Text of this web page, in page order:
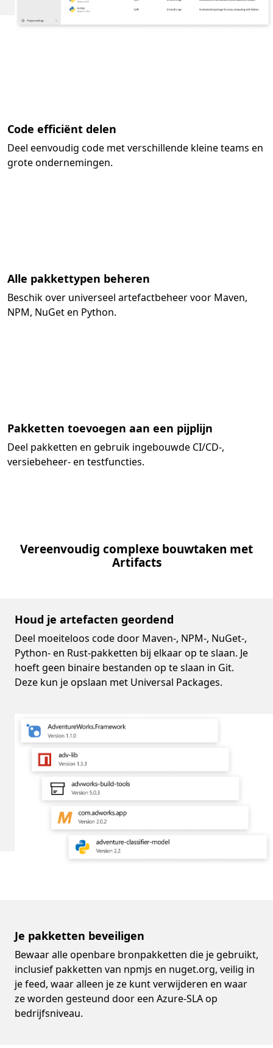
Code efficiënt delen
Deel eenvoudig code met verschillende kleine teams en
grote ondernemingen.
Alle pakkettypen beheren
Beschik over universeel artefactbeheer voor Maven,
NPM, NuGet en Python.
Pakketten toevoegen aan een pijplijn
Deel pakketten en gebruik ingebouwde CI/CD-,
versiebeheer- en testfuncties.
Vereenvoudig complexe bouwtaken met
Artifacts
Houd je artefacten geordend
Deel moeiteloos code door Maven-, NPM-, NuGet-,
Python- en Rust-pakketten bij elkaar op te slaan. Je
hoeft geen binaire bestanden op te slaan in Git.
Deze kun je opslaan met Universal Packages.
Je pakketten beveiligen
Bewaar alle openbare bronpakketten die je gebruikt,
inclusief pakketten van npmjs en nuget.org, veilig in
je feed, waar alleen je ze kunt verwijderen en waar
ze worden gesteund door een Azure-SLA op
bedrijfsniveau.